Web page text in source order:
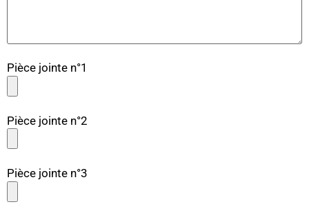
Pièce jointe n°1
Pièce jointe n°2
Pièce jointe n°3